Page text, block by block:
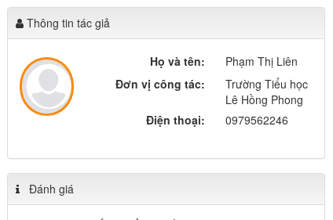
Thông tin tác giả
Họ và tên:
Phạm Thị Liên
Đơn vị công tác:
Trường Tiểu học
Lê Hồng Phong
Điện thoại:
0979562246
Đánh giá